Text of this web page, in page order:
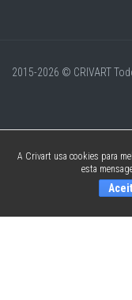
2015-2026 © CRIVART
A Crivart usa cookies para
esta